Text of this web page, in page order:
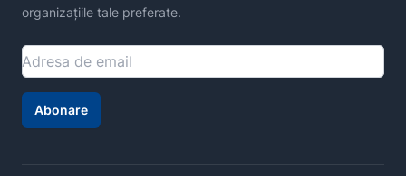
organizațiile tale preferate.
Abonare